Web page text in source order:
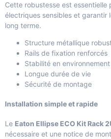
Cette robustesse est
électriques sensibles et garantir
long terme.
Structure métallique
Rails de fixation renforcés
Stabilité en
Longue durée de vie
Sécurité de montage
Installation simple et rapide
Le Eaton Ellipse ECO Kit Rack
nécessaire et une notice de